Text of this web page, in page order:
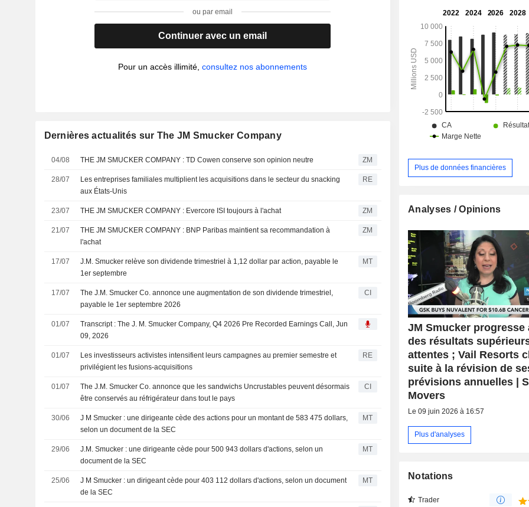
ou par email
Continuer avec un email
Pour un accès illimité,consultez nos abonnements
Dernières actualités sur The JM Smucker Company
04/08 THE JM SMUCKER COMPANY : TD Cowen conserve son opinion neutre ZM
28/07
Les entreprises familiales multiplient les acquisitions dans le secteur du snacking
aux États-Unis
RE
23/07 THE JM SMUCKER COMPANY : Evercore ISI toujours à l'achat ZM
21/07
THE JM SMUCKER COMPANY : BNP Paribas maintient sa recommandation à
l'achat
ZM
17/07
J.M. Smucker relève son dividende trimestriel à 1,12 dollar par action, payable le
1er septembre
MT
17/07
The J.M. Smucker Co. annonce une augmentation de son dividende trimestriel,
payable le 1er septembre 2026
CI
01/07
Transcript : The J. M. Smucker Company, Q4 2026 Pre Recorded Earnings Call, Jun
09, 2026
01/07
Les investisseurs activistes intensifient leurs campagnes au premier semestre et
privilégient les fusions-acquisitions
RE
01/07
The J.M. Smucker Co. annonce que les sandwichs Uncrustables peuvent désormais
être conservés au réfrigérateur dans tout le pays
CI
30/06
J M Smucker : une dirigeante cède des actions pour un montant de 583 475 dollars,
selon un document de la SEC
MT
29/06
J.M. Smucker : une dirigeante cède pour 500 943 dollars d'actions, selon un
document de la SEC
MT
25/06
J M Smucker : un dirigeant cède pour 403 112 dollars d'actions, selon un document
de la SEC
MT
autres (1,5%).
Plus de données financières
Analyses / Opinions
JM Smucker progresse
des résultats
attentes ; Vail Resorts
suite à la révision de
prévisions annuelles |
Movers
Le 09 juin 2026 à 16:57
Plus d'analyses
Notations
Trader